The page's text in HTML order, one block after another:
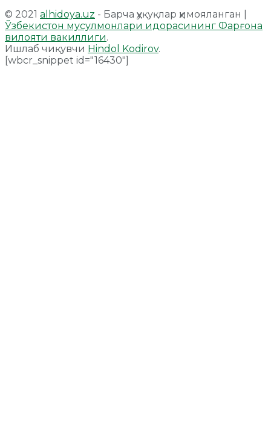
© 2021 alhidoya.uz - Барча ҳуқуқлар ҳимояланган |
Ўзбекистон мусулмонлари идорасининг Фарғона
вилояти вакиллиги.
Ишлаб чиқувчи Hindol Kodirov.
[wbcr_snippet id="16430"]